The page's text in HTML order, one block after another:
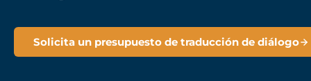
Solicita un presupuesto de traducción de diálogo